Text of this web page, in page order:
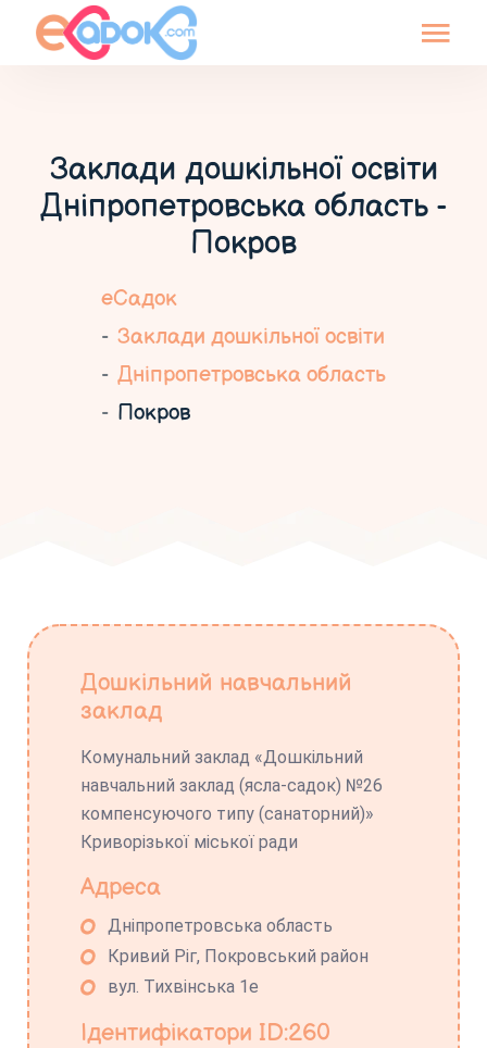
Заклади дошкільної освіти
Дніпропетровська область -
Покров
еСадок
Заклади дошкільної освіти
Дніпропетровська область
Покров
Дошкільний навчальний
заклад
Комунальний заклад «Дошкільний
навчальний заклад (ясла-садок) №26
компенсуючого типу (санаторний)»
Криворізької міської ради
Адреса
Дніпропетровська область
Кривий Ріг, Покровський район
вул. Тихвінська 1е
Ідентифікатори ID:260